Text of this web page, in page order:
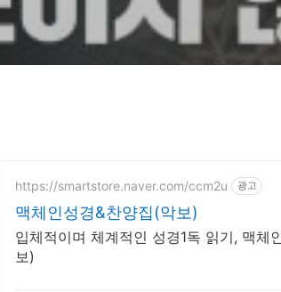
https://smartstore.naver.com/ccm2u 광고
맥체인성경&찬양집(악보)
입체적이며 체계적인 성경1독 읽기, 맥체
보)